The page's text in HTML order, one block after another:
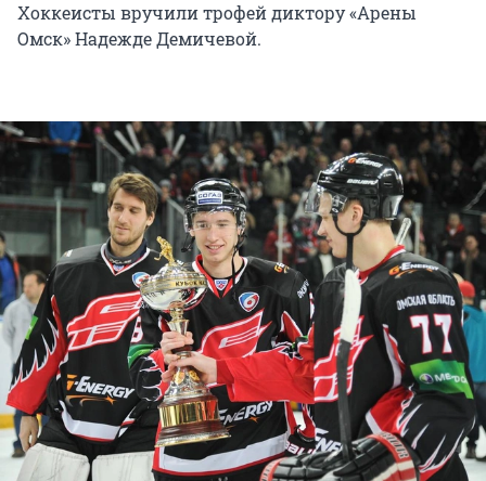
Хоккеисты вручили трофей диктору «Арены
Омск» Надежде Демичевой.